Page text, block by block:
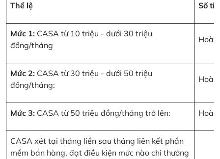
Thể lệ Số
Mức 1: CASA từ 10 triệu - dưới 30 triệu
đồng/tháng
Mức 2: CASA từ 30 triệu - dưới 50 triệu
đồng/tháng:
Mức 3: CASA từ 50 triệu đồng/tháng trở lên:
CASA xét tại tháng liền sau tháng liên kết phần
mềm bán hàng, đạt điều kiện mức nào chi thưởng